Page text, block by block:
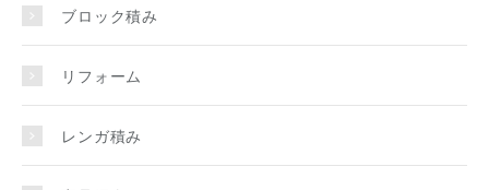
ブロック積み
リフォーム
レンガ積み